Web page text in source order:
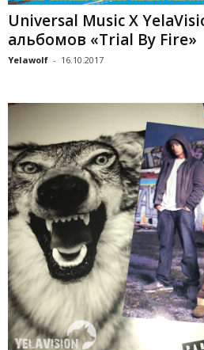
Universal Music X
альбомов «Trial By Fire»
Yelawolf - 16.10.2017